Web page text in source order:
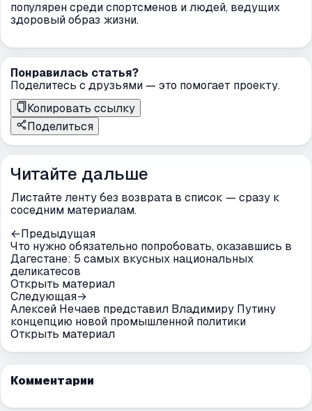
популярен среди спортсменов и людей, ведущих
здоровый образ жизни.
Понравилась статья?
Поделитесь с друзьями — это помогает проекту.
Копировать ссылку
Поделиться
Читайте дальше
Листайте ленту без возврата в список — сразу к
соседним материалам.
←Предыдущая
Что нужно обязательно попробовать, оказавшись в
Дагестане: 5 самых вкусных национальных
деликатесов
Открыть материал
Следующая→
Алексей Нечаев представил Владимиру Путину
концепцию новой промышленной политики
Открыть материал
Комментарии